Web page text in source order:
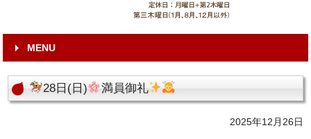
MENU
28日(日) 満員御礼
2025年12月26日